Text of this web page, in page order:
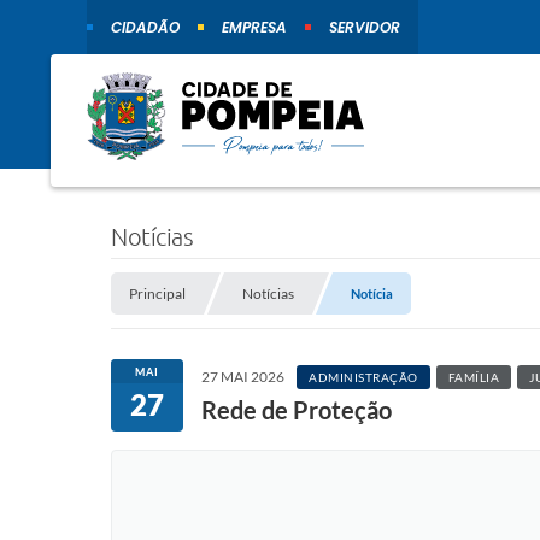
CIDADÃO EMPRESA SERVIDOR
Notícias
Principal Notícias Notícia
MAI
27
27 MAI 2026 ADMINISTRAÇÃO FAMÍLIA
Rede de Proteção